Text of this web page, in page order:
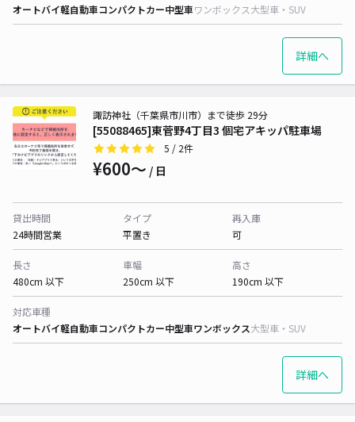
オートバイ軽自動車コンパクトカー中型車ワンボックス大型車・SUV
詳細へ
[55088465]東菅野4丁目3 個宅アキッパ駐車場
諏訪神社（千葉県市川市）まで徒歩 29分
5 / 2件
¥600〜 / 日
貸出時間
24時間営業
タイプ
平置き
再入庫
可
長さ
480cm 以下
車幅
250cm 以下
高さ
190cm 以下
対応車種
オートバイ軽自動車コンパクトカー中型車ワンボックス大型車・SUV
詳細へ